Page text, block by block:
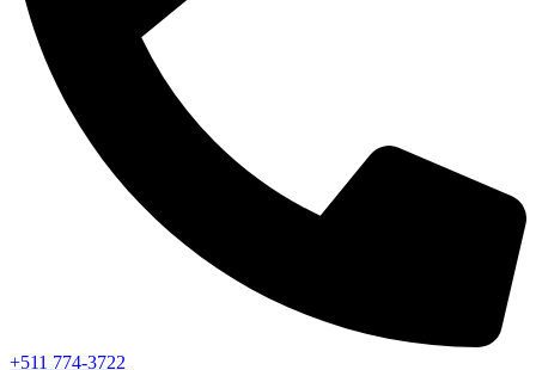
+511 774-3722